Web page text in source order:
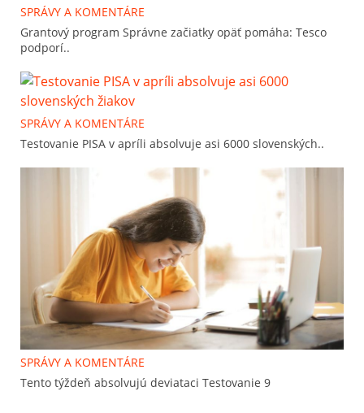
SPRÁVY A KOMENTÁRE
Grantový program Správne začiatky opäť pomáha: Tesco
podporí..
SPRÁVY A KOMENTÁRE
Testovanie PISA v apríli absolvuje asi 6000 slovenských..
SPRÁVY A KOMENTÁRE
Tento týždeň absolvujú deviataci Testovanie 9